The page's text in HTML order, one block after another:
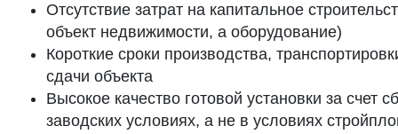
Отсутствие затрат на капитальное
объект недвижимости, а оборудование)
Короткие сроки производства,
сдачи объекта
Высокое качество готовой установки за счет
заводских условиях, а не в условиях